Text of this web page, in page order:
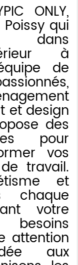
ONLY,
qui
dans
à
de
et design
des
pour
vos
travail.
et
chaque
votre
attention
aux